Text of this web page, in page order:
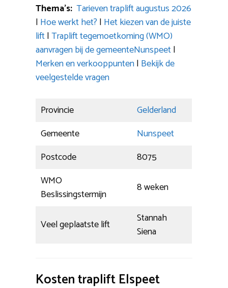
Thema’s: Tarieven traplift augustus 2026
| Hoe werkt het? | Het kiezen van de juiste
lift|Traplift tegemoetkoming (WMO)
aanvragen bij de gemeenteNunspeet|
Merken en verkooppunten| Bekijk de
veelgestelde vragen
Provincie
Gelderland
Gemeente
Nunspeet
Postcode
8075
WMO
Beslissingstermijn
8 weken
Veel geplaatste lift
Stannah
Siena
Kosten traplift Elspeet